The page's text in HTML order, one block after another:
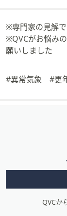
※専門家の見解
※QVCがお悩み
願いしました
#異常気象 #更
メ
ニ
QVCか